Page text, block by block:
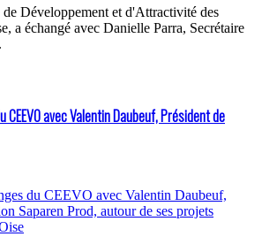
Développement et d'Attractivité des
a échangé avec Danielle Parra, Secrétaire
CEEVO avec Valentin Daubeuf, Président de